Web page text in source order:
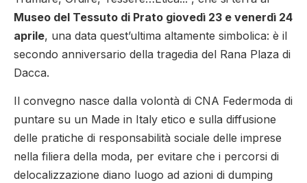
Museo del Tessuto di Prato giovedì 23 e venerdì 24
aprile, una data quest’ultima altamente simbolica: è il
secondo anniversario della tragedia del Rana Plaza di
Dacca.
Il convegno nasce dalla volontà di CNA Federmoda di
puntare su un Made in Italy etico e sulla diffusione
delle pratiche di responsabilità sociale delle imprese
nella filiera della moda, per evitare che i percorsi di
delocalizzazione diano luogo ad azioni di dumping